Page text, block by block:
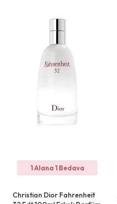
1 Alana 1 Bedava
Christian Dior Fahrenheit